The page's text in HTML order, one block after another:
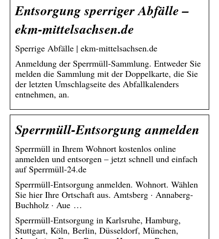
Entsorgung sperriger Abfälle –
ekm-mittelsachsen.de
Sperrige Abfälle | ekm-mittelsachsen.de
Anmeldung der Sperrmüll-Sammlung. Entweder Sie
melden die Sammlung mit der Doppelkarte, die Sie
der letzten Umschlagseite des Abfallkalenders
entnehmen, an.
Sperrmüll-Entsorgung anmelden
Sperrmüll in Ihrem Wohnort kostenlos online
anmelden und entsorgen – jetzt schnell und einfach
auf Sperrmüll-24.de
Sperrmüll-Entsorgung anmelden. Wohnort. Wählen
Sie hier Ihre Ortschaft aus. Amtsberg · Annaberg-
Buchholz · Aue …
Sperrmüll-Entsorgung in Karlsruhe, Hamburg,
Stuttgart, Köln, Berlin, Düsseldorf, München,